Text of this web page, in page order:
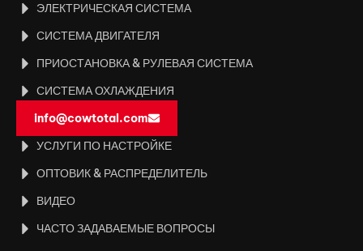
ЭЛЕКТРИЧЕСКАЯ СИСТЕМА
СИСТЕМА ДВИГАТЕЛЯ
ПРИОСТАНОВКА & РУЛЕВАЯ СИСТЕМА
СИСТЕМА ОХЛАЖДЕНИЯ
info@cowtotal.com
УСЛУГИ ПО НАСТРОЙКЕ
ОПТОВИК & РАСПРЕДЕЛИТЕЛЬ
ВИДЕО
ЧАСТО ЗАДАВАЕМЫЕ ВОПРОСЫ